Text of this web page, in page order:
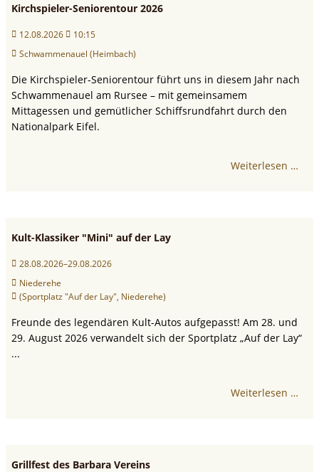
Kirchspieler-Seniorentour 2026
12.08.2026
10:15
Schwammenauel (Heimbach)
Die Kirchspieler-Seniorentour führt uns in diesem Jahr nach
Schwammenauel am Rursee – mit gemeinsamem
Mittagessen und gemütlicher Schiffsrundfahrt durch den
Nationalpark Eifel.
Weiterlesen …
Kult-Klassiker "Mini" auf der Lay
28.08.2026–29.08.2026
Niederehe
(Sportplatz "Auf der Lay", Niederehe)
Freunde des legendären Kult-Autos aufgepasst! Am 28. und
29. August 2026 verwandelt sich der Sportplatz „Auf der Lay“
...
Weiterlesen …
Grillfest des Barbara Vereins